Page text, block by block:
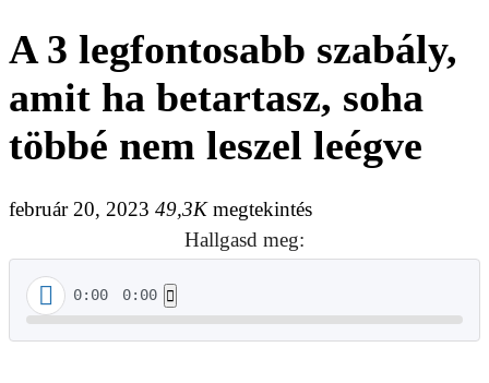
A 3 legfontosabb szabály,
amit ha betartasz, soha
többé nem leszel leégve
február 20, 2023 49,3Kmegtekintés
Hallgasd meg:
0:00 0:00